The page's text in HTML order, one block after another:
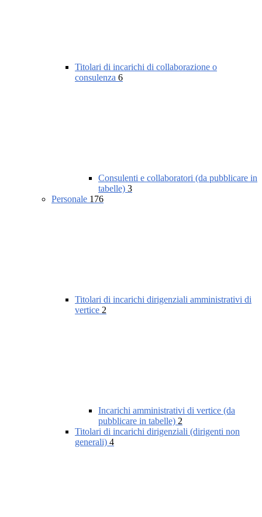
Titolari di incarichi di collaborazione o
consulenza 6
Consulenti e collaboratori (da pubblicare in
tabelle) 3
Personale 176
Titolari di incarichi dirigenziali amministrativi di
vertice 2
Incarichi amministrativi di vertice (da
pubblicare in tabelle) 2
Titolari di incarichi dirigenziali (dirigenti non
generali) 4